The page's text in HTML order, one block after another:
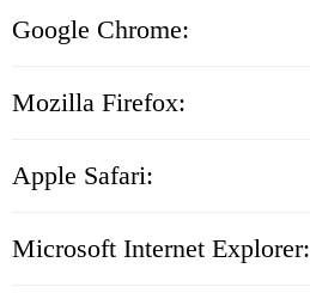
Google Chrome:
Mozilla Firefox:
Apple Safari:
Microsoft Internet Explorer: